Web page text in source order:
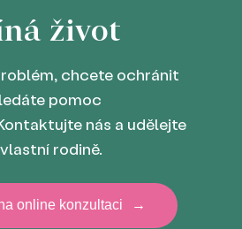
život
chcete ochránit
pomoc
nás a udělejte
rodině.
online konzultaci →